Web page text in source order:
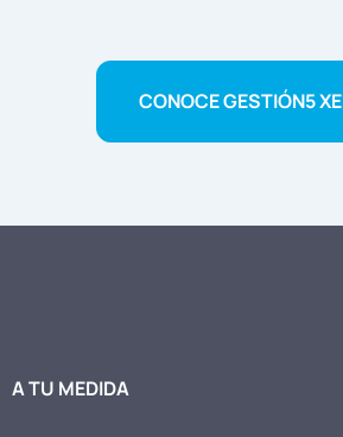
CONOCE GESTIÓN5 XE
A TU MEDIDA